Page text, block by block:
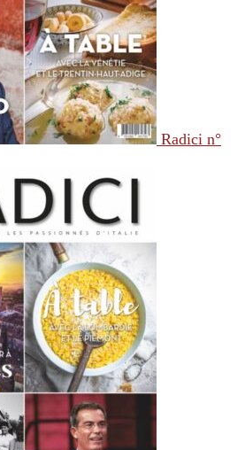
Radici n°